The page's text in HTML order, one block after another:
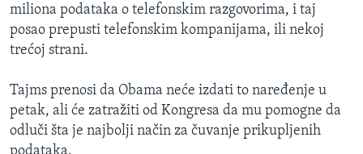
miliona podataka o telefonskim razgovorima, i taj
posao prepusti telefonskim kompanijama, ili nekoj
trećoj strani.
Tajms prenosi da Obama neće izdati to naređenje u
petak, ali će zatražiti od Kongresa da mu pomogne da
odluči šta je najbolji način za čuvanje prikupljenih